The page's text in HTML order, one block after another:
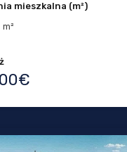
mieszkalna (m²)
m²